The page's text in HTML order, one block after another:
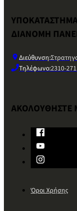
ΔΙΑΝΟΜΗ
Διεύθυνση:
Τηλέφωνο:2310-
ΑΚΟΛΟΥΘΗΣΤΕ
Όροι Χρήσης